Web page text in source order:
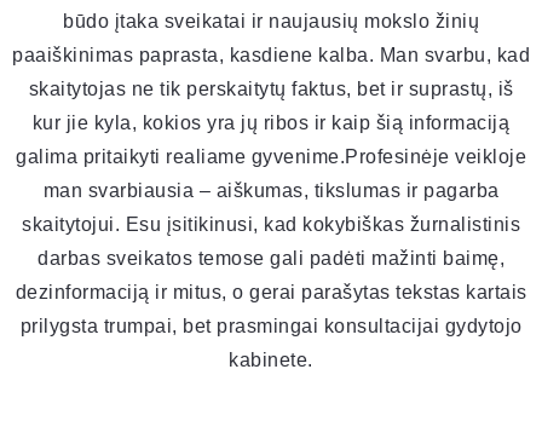
būdo įtaka sveikatai ir naujausių mokslo žinių
paaiškinimas paprasta, kasdiene kalba. Man svarbu, kad
skaitytojas ne tik perskaitytų faktus, bet ir suprastų, iš
kur jie kyla, kokios yra jų ribos ir kaip šią informaciją
galima pritaikyti realiame gyvenime.Profesinėje veikloje
man svarbiausia – aiškumas, tikslumas ir pagarba
skaitytojui. Esu įsitikinusi, kad kokybiškas žurnalistinis
darbas sveikatos temose gali padėti mažinti baimę,
dezinformaciją ir mitus, o gerai parašytas tekstas kartais
prilygsta trumpai, bet prasmingai konsultacijai gydytojo
kabinete.